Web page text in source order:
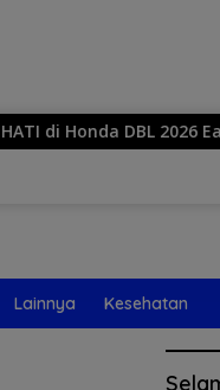
DBL 2026 East
Lainnya Kesehatan